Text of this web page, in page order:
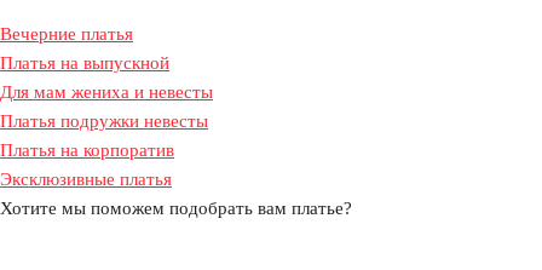
Вечерние платья
Платья на выпускной
Для мам жениха и невесты
Платья подружки невесты
Платья на корпоратив
Эксклюзивные платья
Хотите мы поможем подобрать вам платье?